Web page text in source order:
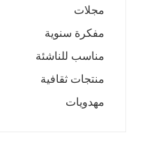
مجلات
مفكرة سنوية
مناسب للناشئة
منتجات ثقافية
مهدويات